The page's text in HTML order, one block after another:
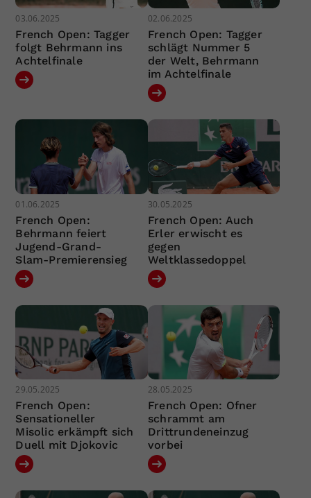
03.06.2025
French Open: Tagger
folgt Behrmann ins
Achtelfinale
02.06.2025
French Open: Tagger
schlägt Nummer 5
der Welt, Behrmann
im Achtelfinale
01.06.2025
French Open:
Behrmann feiert
Jugend-Grand-
Slam-Premierensieg
30.05.2025
French Open: Auch
Erler erwischt es
gegen
Weltklassedoppel
29.05.2025
French Open:
Sensationeller
Misolic erkämpft sich
Duell mit Djokovic
28.05.2025
French Open: Ofner
schrammt am
Drittrundeneinzug
vorbei